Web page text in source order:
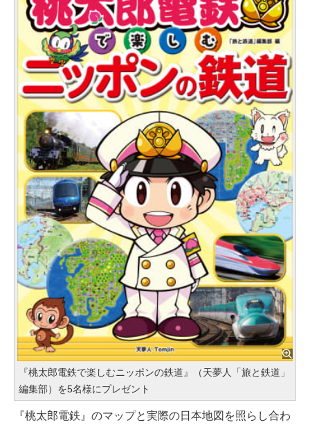
『桃太郎電鉄で楽しむニッポンの鉄道』（天夢人「旅と鉄道」
編集部）を5名様にプレゼント
『桃太郎電鉄』のマップと実際の日本地図を照らし合わ